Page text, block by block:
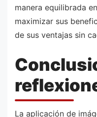
manera equilibrada
maximizar sus
de sus ventajas sin
La aplicación de